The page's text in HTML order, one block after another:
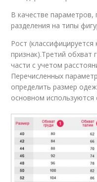
В качестве
разделения на типы
Рост
признак).Третий обхват
части с учетом
Перечисленных
определить размер
основном используются